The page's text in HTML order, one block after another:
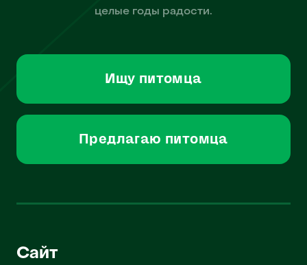
целые годы радости.
Ищу питомца
Предлагаю питомца
Сайт